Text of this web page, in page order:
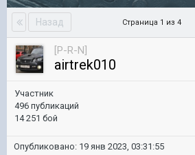
Назад Страница 1 из 4
[P-R-N]
airtrek010
Участник
496 публикаций
14 251 бой
Опубликовано: 19 янв 2023, 03:31:55